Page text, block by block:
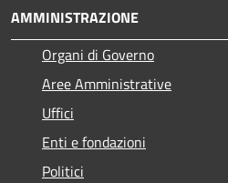
AMMINISTRAZIONE
Organi di Governo
Aree Amministrative
Uffici
Enti e fondazioni
Politici